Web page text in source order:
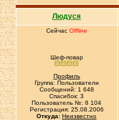
Людуся
Сейчас Offline
Шеф-повар
Профиль
Группа: Пользователи
Сообщений: 1 648
Спасибок: 3
Пользователь №: 8 104
Регистрация: 25.08.2006
Откуда: Неизвестно